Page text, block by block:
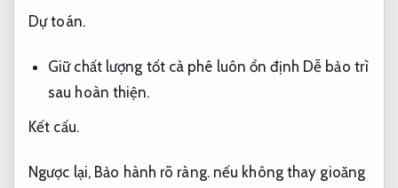
Dự toán.
Giữ chất lượng tốt cà phê luôn ổn định Dễ bảo trì
sau hoàn thiện.
Kết cấu.
Ngược lại, Bảo hành rõ ràng.nếu không thay gioăng